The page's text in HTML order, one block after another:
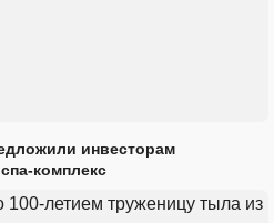
инвесторам
комплекс